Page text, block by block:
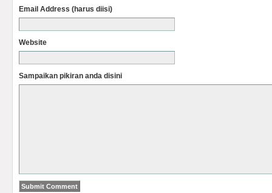
Email Address (harus diisi)
Website
Sampaikan pikiran anda disini